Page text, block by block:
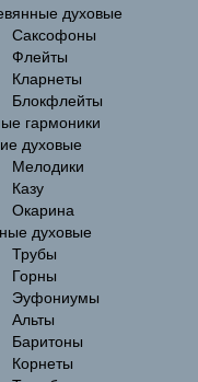
духовые
Саксофоны
Флейты
Кларнеты
Блокфлейты
гармоники
духовые
Мелодики
Казу
Окарина
духовые
Трубы
Горны
Эуфониумы
Альты
Баритоны
Корнеты